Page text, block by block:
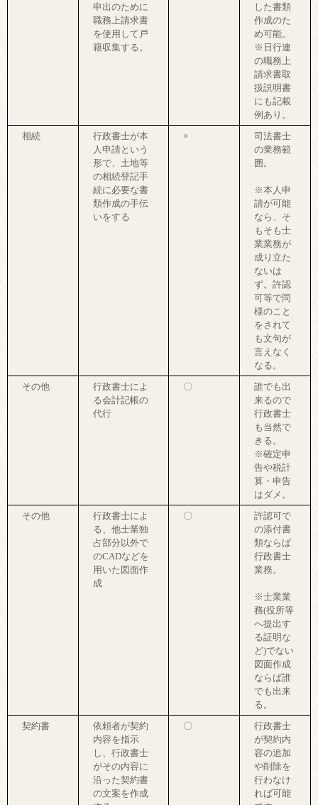
申出のために
職務上請求書
を使用して戸
籍収集する。
した書類
作成のた
め可能。
※日行連
の職務上
請求書取
扱説明書
にも記載
例あり。
相続
行政書士が本
人申請という
形で、土地等
の相続登記手
続に必要な書
類作成の手伝
いをする
×
司法書士
の業務範
囲。
※本人申
請が可能
なら、そ
もそも士
業業務が
成り立た
ないは
ず。許認
可等で同
様のこと
をされて
も文句が
言えなく
なる。
その他
行政書士によ
る会計記帳の
代行
〇
誰でも出
来るので
行政書士
も当然で
きる。
※確定申
告や税計
算・申告
はダメ。
その他
行政書士によ
る、他士業独
占部分以外で
のCADなどを
用いた図面作
成
〇
許認可で
の添付書
類ならば
行政書士
業務。
※士業業
務(役所等
へ提出す
る証明な
ど)でない
図面作成
ならば誰
でも出来
る。
契約書
依頼者が契約
内容を指示
し、行政書士
がその内容に
沿った契約書
の文案を作成
〇
行政書士
が契約内
容の追加
や削除を
行わなけ
れば可能